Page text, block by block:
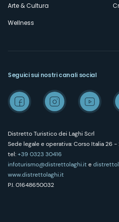
Arte & Cultura
Wellness
Distretto Turistico dei Laghi Scrl
Sede legale e operativa: Corso Italia 26
tel:+39 0323 30416
infoturismo@distrettolaghi.ite
www.distrettolaghi.it
P.I. 01648650032
Seguici sui nostri canali social